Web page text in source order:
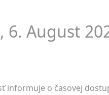
6. August
informuje o časovej